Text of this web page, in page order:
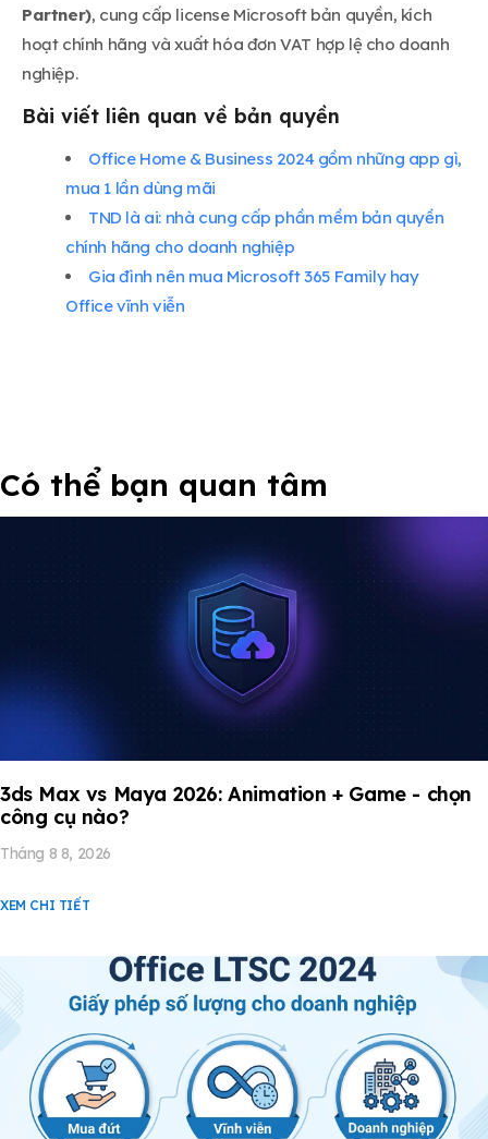
Partner), cung cấp license Microsoft bản quyền, kích
hoạt chính hãng và xuất hóa đơn VAT hợp lệ cho doanh
nghiệp.
Bài viết liên quan về bản quyền
Office Home & Business 2024 gồm những app gì,
mua 1 lần dùng mãi
TND là ai: nhà cung cấp phần mềm bản quyền
chính hãng cho doanh nghiệp
Gia đình nên mua Microsoft 365 Family hay
Office vĩnh viễn
Có thể bạn quan tâm
3ds Max vs Maya 2026: Animation + Game - chọn
công cụ nào?
Tháng 8 8, 2026
XEM CHI TIẾT